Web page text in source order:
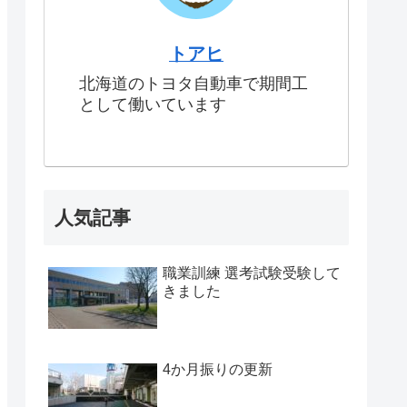
トアヒ
北海道のトヨタ自動車で期間工
として働いています
人気記事
職業訓練 選考試験受験して
きました
4か月振りの更新